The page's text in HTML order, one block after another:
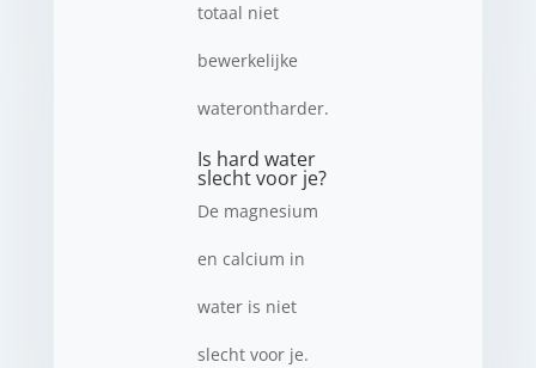
totaal niet
bewerkelijke
waterontharder.
Is hard water
slecht voor je?
De magnesium
en calcium in
water is niet
slecht voor je.